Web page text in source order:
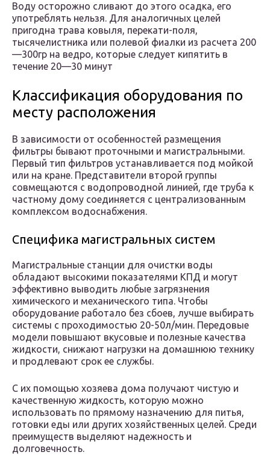
Воду осторожно сливают до этого осадка, его
употреблять нельзя. Для аналогичных целей
пригодна трава ковыля, перекати-поля,
тысячелистника или полевой фиалки из расчета 200
—300гр на ведро, которые следует кипятить в
течение 20—30 минут
Классификация оборудования по
месту расположения
В зависимости от особенностей размещения
фильтры бывают проточными и магистральными.
Первый тип фильтров устанавливается под мойкой
или на кране. Представители второй группы
совмещаются с водопроводной линией, где труба к
частному дому соединяется с централизованным
комплексом водоснабжения.
Специфика магистральных систем
Магистральные станции для очистки воды
обладают высокими показателями КПД и могут
эффективно выводить любые загрязнения
химического и механического типа. Чтобы
оборудование работало без сбоев, лучше выбирать
системы с проходимостью 20-50л/мин. Передовые
модели повышают вкусовые и полезные качества
жидкости, снижают нагрузки на домашнюю технику
и продлевают срок ее службы.
С их помощью хозяева дома получают чистую и
качественную жидкость, которую можно
использовать по прямому назначению для питья,
готовки еды или других хозяйственных целей. Среди
преимуществ выделяют надежность и
долговечность.